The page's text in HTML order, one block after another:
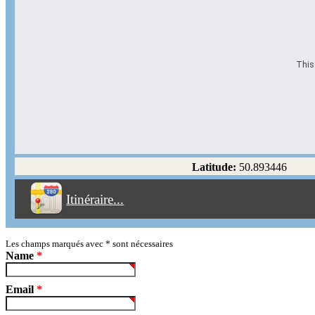
This
Latitude: 50.893446
Itinéraire...
Éviter les autoroutes
Éviter les péages
Partir! Reset
Les champs marqués avec * sont nécessaires
Name *
Email *